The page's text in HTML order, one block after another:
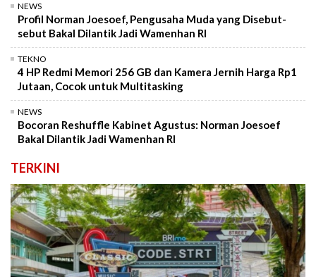
NEWS
Profil Norman Joesoef, Pengusaha Muda yang Disebut-
sebut Bakal Dilantik Jadi Wamenhan RI
TEKNO
4 HP Redmi Memori 256 GB dan Kamera Jernih Harga Rp1
Jutaan, Cocok untuk Multitasking
NEWS
Bocoran Reshuffle Kabinet Agustus: Norman Joesoef
Bakal Dilantik Jadi Wamenhan RI
TERKINI